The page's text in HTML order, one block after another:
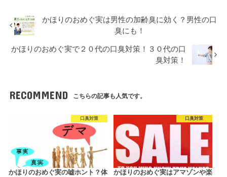
かほりのおめぐ実は男性の加齢臭に効く？男性の口
臭にも！
かほりのおめぐ実で２０代の口臭対策！３０代の口
臭対策！
RECOMMEND こちらの記事も人気です。
口臭対策
かほりのおめぐ実の嘘ホント？体
口臭対策
かほりのおめぐ実はアマゾンや楽